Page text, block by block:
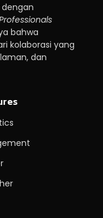
bahwa
kolaborasi yang
dan